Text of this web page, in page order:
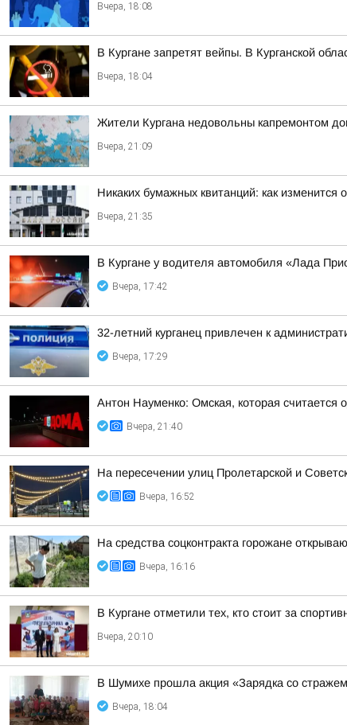
Вчера, 18:08
В Кургане запретят вейпы. В Курганской
Вчера, 18:04
Жители Кургана недовольны капремонтом
Вчера, 21:09
Никаких бумажных квитанций: как изменится
Вчера, 21:35
В Кургане у водителя автомобиля «Лада
Вчера, 17:42
32-летний курганец привлечен к
Вчера, 17:29
Антон Науменко: Омская, которая считается
Вчера, 21:40
На пересечении улиц Пролетарской и
Вчера, 16:52
На средства соцконтракта горожане
Вчера, 16:16
В Кургане отметили тех, кто стоит за
Вчера, 20:10
В Шумихе прошла акция «Зарядка со
Вчера, 18:04